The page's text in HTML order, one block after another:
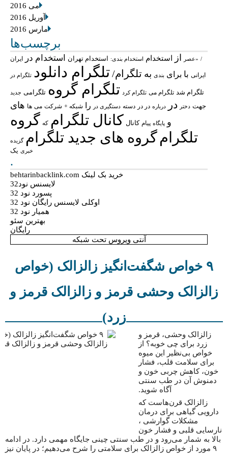
می 2016
آوریل 2016
مارس 2016
برچسب‌ها
«عصر از استخدام استخدام بندی: استخدام تهران استخدام در ایران
ایرانی با برای بندی بهتلگرام/تلگرام دانلود تلگرام در
تلگرام شد تلگرام می تلگرام کرد تلگرام گروه تلگرامی جدید
جهت دختر در درباره در در دسته دستگیری در را شبکه + شرکت می ها
های
پایگاه پیام کانال کانال تلگرام که گروه
تلگرامگروه های جدید تلگرام گزیده
خبری یک
خرید بک لینک behtarinbacklink.com
لایسنس نود32
پسورد نود 32
اوکلی لایسنس رایگان نود 32
همیار نود 32
بهترین سئو
رایگان
آنتی ویروس تحت شبکه
۹ خواص شگفت‌انگیز زالزالک (خواص
زالزالک وحشی قرمز و زالزالک قرمز و
زرد)
زالزالک وحشی، قرمز و
زرد برای چی خوبه؟ از
خواص بی‌نظیر این میوه
برای سلامت قلب، فشار
خون، کاهش چربی خون و
دمنوش آن در طب سنتی
آگاه شوید.
زالزالک قرن‌هاست که
دارویی گیاهی برای درمان
مشکلات گوارشی ،
نارسایی قلبی و فشار خون
بالا به شمار می‌رود و در طب سنتی چینی جایگاه مهمی دارد. در ادامه
۹ مورد از خواص زالزالک برای سلامتی را شرح می‌دهیم؛ در پایان نیز